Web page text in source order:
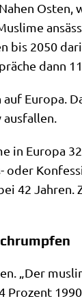
Osten,
bis 2050
dann
Euro­pa.
ausfallen.
in Euro­pa
oder
42
„Der